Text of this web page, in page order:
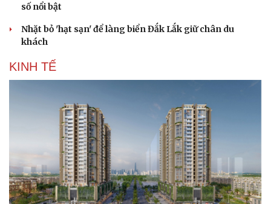
số nổi bật
Nhặt bỏ 'hạt sạn' để làng biển Đắk Lắk giữ chân du
khách
KINH TẾ